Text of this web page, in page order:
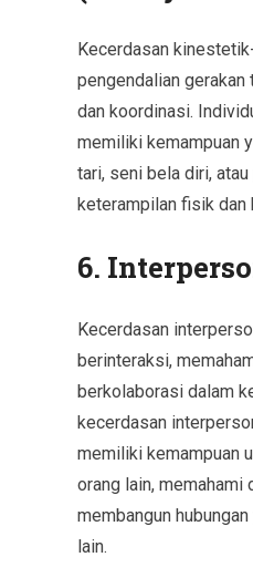
Kecerdasan
pengendalian
dan koordinasi.
memiliki kemampuan
tari, seni bela diri,
keterampilan fisik dan
6.
Kecerdasan
berinteraksi,
berkolaborasi dalam
kecerdasan
memiliki kemampuan
orang lain, memahami
membangun
lain.